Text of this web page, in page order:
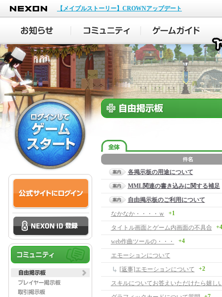
NEXON
【メイプルストーリー】CROWNアップデート
各掲示板の用途について
MML関連の書き込みに関する補足
自由掲示板のご利用について
なかなか・・・・ｗ
+1
タイトル画面とゲーム内画面の不具合 +4
web作曲ツールの・・・ +4
エモーションについて
[返事]エモーションについて
+2
スキルについてお答えいただけたら嬉し